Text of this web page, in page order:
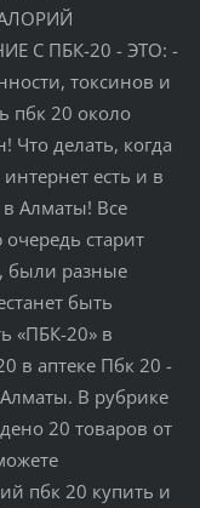
С ПБК-20 - ЭТО: -
токсинов и
пбк 20 около
Что делать, когда
есть и в
в Алматы! Все
старит
были разные
быть
«ПБК-20» в
в аптеке Пбк 20 -
В рубрике
20 товаров от
пбк 20 купить и